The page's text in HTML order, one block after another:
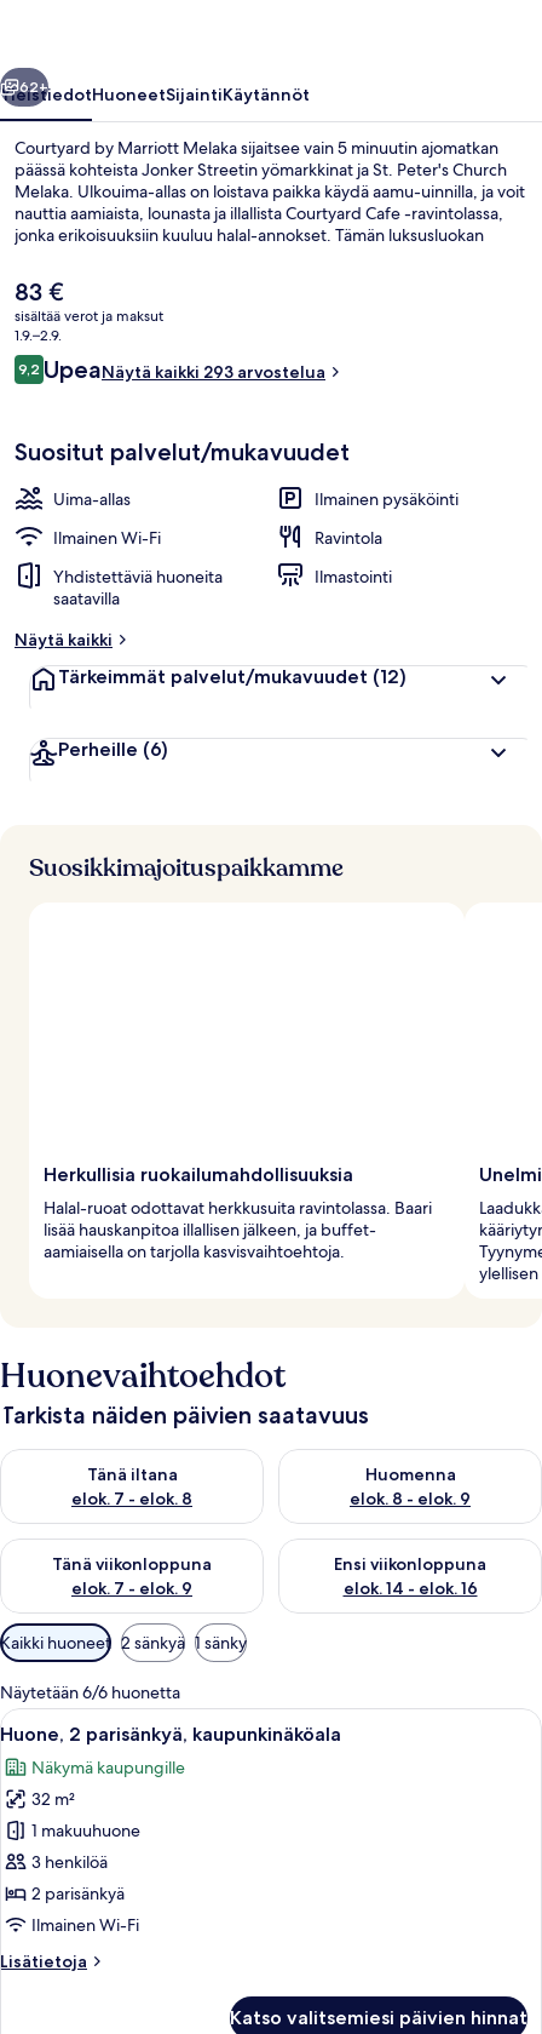
Seuraava
62+
YleistiedotHuoneetSijaintiKäytännöt
Courtyard by Marriott Melaka sijaitsee vain 5 minuutin ajomatkan
päässä kohteista Jonker Streetin yömarkkinat ja St. Peter's Church
Melaka. Ulkouima-allas on loistava paikka käydä aamu-uinnilla, ja voit
nauttia aamiaista, lounasta ja illallista Courtyard Cafe -ravintolassa,
jonka erikoisuuksiin kuuluu halal-annokset. Tämän luksusluokan
vuorokauden auki oleva kuntokeskus ja lastenallas. Matkailijat
arvostavat majoituspaikan avuliasta henkilökuntaa.
Nykyinen
hinta
on
83 €
83 €
sisältää verot ja maksut
1.9.–2.9.
Arvostelut
9,29,2 kautta 10.
UpeaNäytä kaikki 293 arvostelua
Suositut palvelut/mukavuudet
Uima-allas
Ilmainen pysäköinti
Ilmainen Wi-Fi
Ravintola
Yhdistettäviä huoneita
saatavilla
Ilmastointi
Näytä kaikki
Tärkeimmät palvelut/mukavuudet (12)
Perheille (6)
Suosikkimajoituspaikkamme
Herkullisia ruokailumahdollisuuksia
Halal-ruoat odottavat herkkusuita ravintolassa. Baari
lisää hauskanpitoa illallisen jälkeen, ja buffet-
aamiaisella on tarjolla kasvisvaihtoehtoja.
Huonevaihtoehdot
Tarkista näiden päivien saatavuus
Tänä iltana
elok. 7 - elok. 8
Tarkista tämän illan saatavuus elok. 7 - elok. 8
Huomenna
elok. 8 - elok. 9
Tarkista huomisen saatavuus
Tänä viikonloppuna
elok. 7 - elok. 9
Tarkista tämän viikonlopun saatavuus elok. 7 - elok. 9
Ensi viikonloppuna
elok. 14 - elok. 16
Tarkista ensi viikonlopun
Huoneille
saatavilla
olevia
suodattimia
Kaikki huoneet 2 sänkyä 1 sänky
Näytetään 6/6 huonetta
Avaa
kaikki
huonetyypin
Huone,
2
parisänkyä,
kaupunkinäköala
kuvat
Hotellihuone, jossa on suuri ikkuna,
6
Huone, 2 parisänkyä, kaupunkinäköala
Näkymä kaupungille
32 m²
1 makuuhuone
3 henkilöä
2 parisänkyä
Ilmainen Wi-Fi
Lisätietoja
Lisätietoja
Katso valitsemiesi päivien hinnat